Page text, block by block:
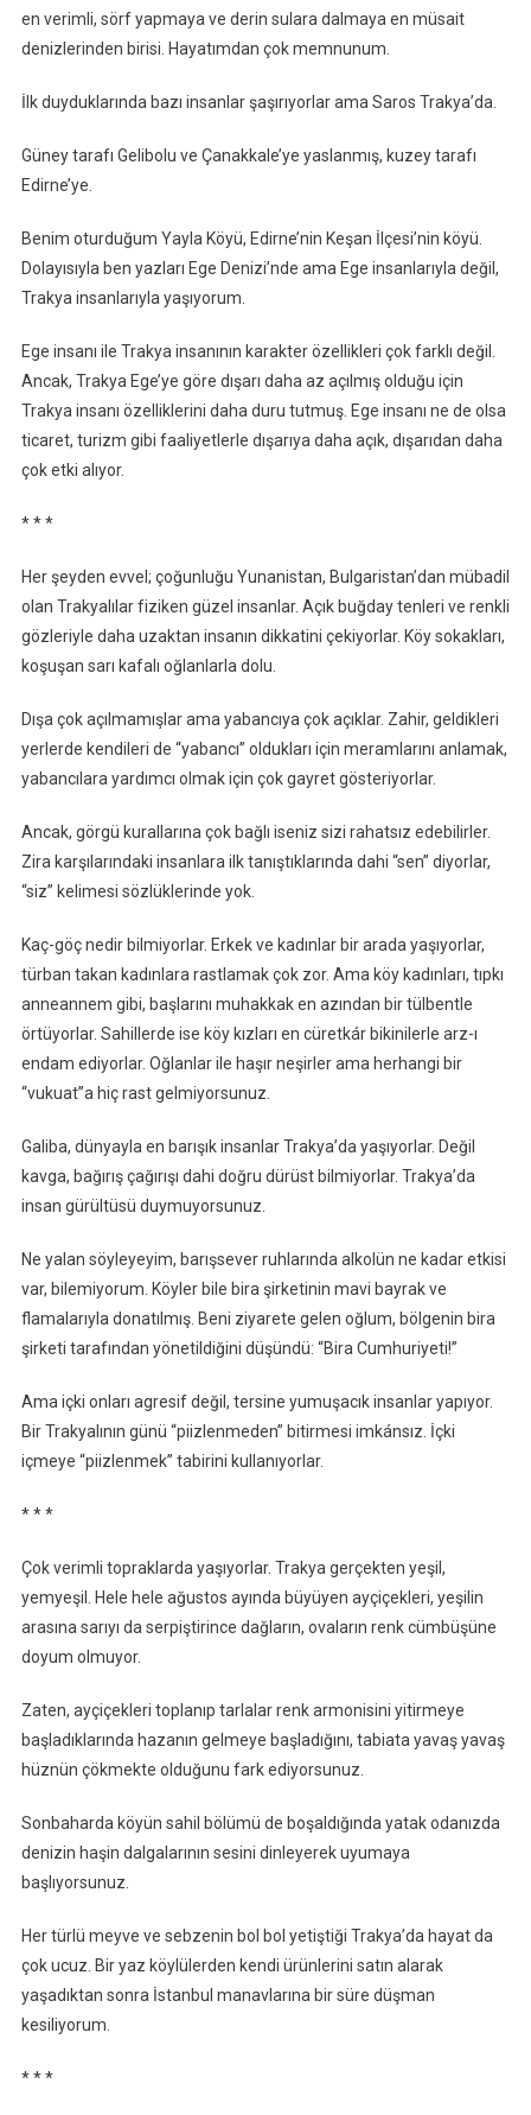
en verimli, sörf yapmaya ve derin sulara dalmaya en müsait
denizlerinden birisi. Hayatımdan çok memnunum.
İlk duyduklarında bazı insanlar şaşırıyorlar ama Saros Trakya’da.
Güney tarafı Gelibolu ve Çanakkale’ye yaslanmış, kuzey tarafı
Edirne’ye.
Benim oturduğum Yayla Köyü, Edirne’nin Keşan İlçesi’nin köyü.
Dolayısıyla ben yazları Ege Denizi’nde ama Ege insanlarıyla değil,
Trakya insanlarıyla yaşıyorum.
Ege insanı ile Trakya insanının karakter özellikleri çok farklı değil.
Ancak, Trakya Ege’ye göre dışarı daha az açılmış olduğu için
Trakya insanı özelliklerini daha duru tutmuş. Ege insanı ne de olsa
ticaret, turizm gibi faaliyetlerle dışarıya daha açık, dışarıdan daha
çok etki alıyor.
* * *
Her şeyden evvel; çoğunluğu Yunanistan, Bulgaristan’dan mübadil
olan Trakyalılar fiziken güzel insanlar. Açık buğday tenleri ve renkli
gözleriyle daha uzaktan insanın dikkatini çekiyorlar. Köy sokakları,
koşuşan sarı kafalı oğlanlarla dolu.
Dışa çok açılmamışlar ama yabancıya çok açıklar. Zahir, geldikleri
yerlerde kendileri de “yabancı” oldukları için meramlarını anlamak,
yabancılara yardımcı olmak için çok gayret gösteriyorlar.
Ancak, görgü kurallarına çok bağlı iseniz sizi rahatsız edebilirler.
Zira karşılarındaki insanlara ilk tanıştıklarında dahi “sen” diyorlar,
“siz” kelimesi sözlüklerinde yok.
Kaç-göç nedir bilmiyorlar. Erkek ve kadınlar bir arada yaşıyorlar,
türban takan kadınlara rastlamak çok zor. Ama köy kadınları, tıpkı
anneannem gibi, başlarını muhakkak en azından bir tülbentle
örtüyorlar. Sahillerde ise köy kızları en cüretkár bikinilerle arz-ı
endam ediyorlar. Oğlanlar ile haşır neşirler ama herhangi bir
“vukuat”a hiç rast gelmiyorsunuz.
Galiba, dünyayla en barışık insanlar Trakya’da yaşıyorlar. Değil
kavga, bağırış çağırışı dahi doğru dürüst bilmiyorlar. Trakya’da
insan gürültüsü duymuyorsunuz.
Ne yalan söyleyeyim, barışsever ruhlarında alkolün ne kadar etkisi
var, bilemiyorum. Köyler bile bira şirketinin mavi bayrak ve
flamalarıyla donatılmış. Beni ziyarete gelen oğlum, bölgenin bira
şirketi tarafından yönetildiğini düşündü: “Bira Cumhuriyeti!”
Ama içki onları agresif değil, tersine yumuşacık insanlar yapıyor.
Bir Trakyalının günü “piizlenmeden” bitirmesi imkánsız. İçki
içmeye “piizlenmek” tabirini kullanıyorlar.
* * *
Çok verimli topraklarda yaşıyorlar. Trakya gerçekten yeşil,
yemyeşil. Hele hele ağustos ayında büyüyen ayçiçekleri, yeşilin
arasına sarıyı da serpiştirince dağların, ovaların renk cümbüşüne
doyum olmuyor.
Zaten, ayçiçekleri toplanıp tarlalar renk armonisini yitirmeye
başladıklarında hazanın gelmeye başladığını, tabiata yavaş yavaş
hüznün çökmekte olduğunu fark ediyorsunuz.
Sonbaharda köyün sahil bölümü de boşaldığında yatak odanızda
denizin haşin dalgalarının sesini dinleyerek uyumaya
başlıyorsunuz.
Her türlü meyve ve sebzenin bol bol yetiştiği Trakya’da hayat da
çok ucuz. Bir yaz köylülerden kendi ürünlerini satın alarak
yaşadıktan sonra İstanbul manavlarına bir süre düşman
kesiliyorum.
* * *